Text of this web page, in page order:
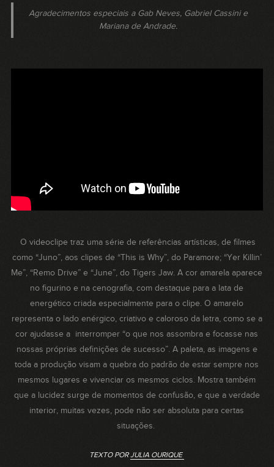
Agradecimentos especiais a Gab Neves, Gabriel Cassini e
Mariana de Andrade.
O videoclipe traz uma série de referências artísticas, de filmes
como “Juno”, aos clipes de “This is Why”, do Paramore; “Yer Killin’
Me”, “Remo Drive” e “June”, do Tigers Jaw. A cor amarela aparece
no figurino e na cenografia, com destaque para a lata de
energético criada especialmente para o clipe. O amarelo
representa o lado enérgico, criativo e caloroso da letra, como se a
cor ajudasse a interromper “o que nos assombra e focasse nas
nossas próprias definições de sucesso”. A paleta, as imagens e
toda a produção visam a quebra do padrão de estar sempre nos
mesmos lugares e vivenciar os mesmos ciclos. Mostra também
que a lucidez surge de momentos de confusão, e que a verdade
interior, muitas vezes, pode não ser absoluta para certas
situações.
TEXTO POR JULIA OURIQUE